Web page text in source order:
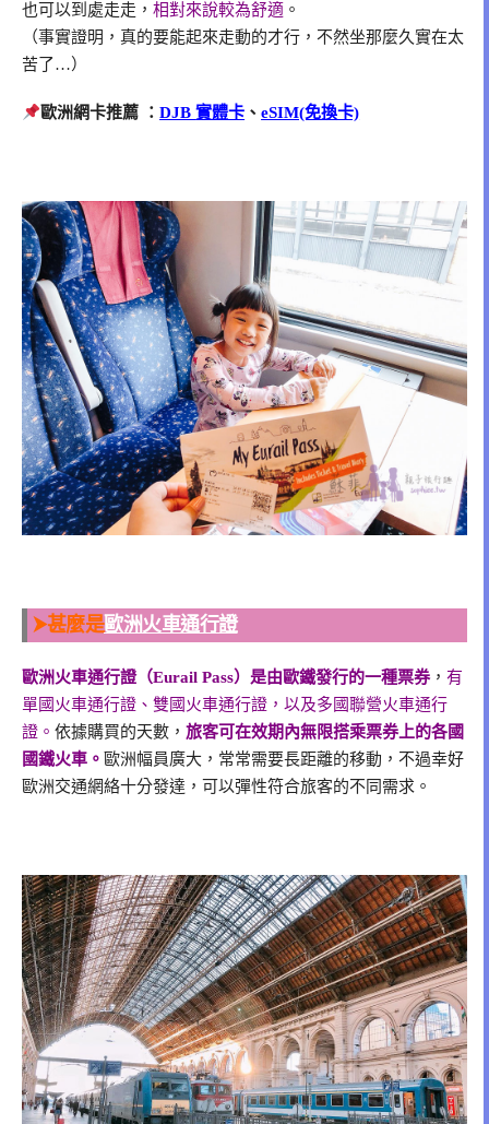
也可以到處走走， 相對來說較為舒適 。
（事實證明，真的要能起來走動的才行，不然坐那麼久實在太
苦了…）
歐洲網卡推薦 ：DJB實體卡 、eSIM(免換卡)
⮞甚麼是歐洲火車通行證
歐洲火車通行證（Eurail Pass）是由歐鐵發行的一種票券， 有
單國火車通行證、雙國火車通行證，以及多國聯營火車通行
證。 依據購買的天數， 旅客可在效期內無限搭乘票券上的各國
國鐵火車。 歐洲幅員廣大，常常需要長距離的移動，不過幸好
歐洲交通網絡十分發達，可以彈性符合旅客的不同需求。